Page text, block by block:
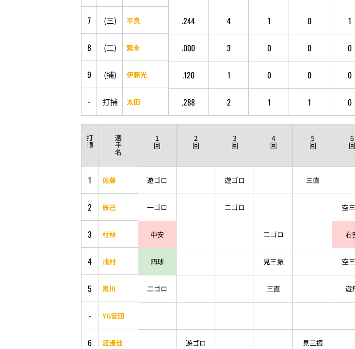
7 (三) 平良 .244 4 1 0 1
8 (二) 繁永 .000 3 0 0 0
9 (捕) 伊藤光 .120 1 0 0 0
- 打捕 太田 .288 2 1 1 0
打
順
選
手
名
1
回
2
回
3
回
4
回
5
回
6
回
1 佐藤 遊ゴロ 遊ゴロ 三直
2 辰己 一ゴロ 二ゴロ 空
3 村林 中安 二ゴロ 右
4 浅村 四球 見三振 空
5 黒川 二ゴロ 三直 遊
- YG安田
6 渡邊佳 遊ゴロ 見三振